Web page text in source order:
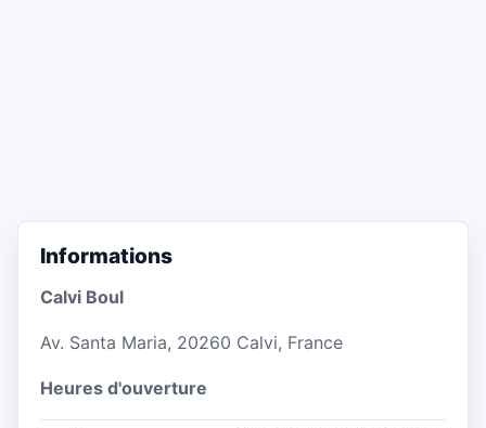
Informations
Calvi Boul
Av. Santa Maria, 20260 Calvi, France
Heures d'ouverture